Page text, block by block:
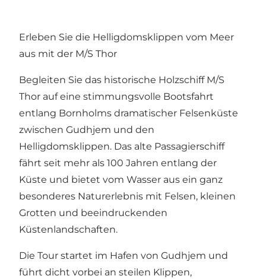
Erleben Sie die Helligdomsklippen vom Meer
aus mit der M/S Thor
Begleiten Sie das historische Holzschiff M/S
Thor auf eine stimmungsvolle Bootsfahrt
entlang Bornholms dramatischer Felsenküste
zwischen Gudhjem und den
Helligdomsklippen. Das alte Passagierschiff
fährt seit mehr als 100 Jahren entlang der
Küste und bietet vom Wasser aus ein ganz
besonderes Naturerlebnis mit Felsen, kleinen
Grotten und beeindruckenden
Küstenlandschaften.
Die Tour startet im Hafen von Gudhjem und
führt dicht vorbei an steilen Klippen,